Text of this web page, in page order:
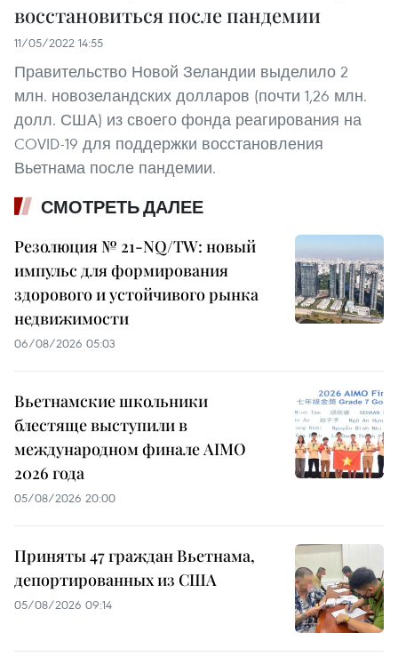
восстановиться после пандемии
11/05/2022 14:55
Правительство Новой Зеландии выделило 2
млн. новозеландских долларов (почти 1,26 млн.
долл. США) из своего фонда реагирования на
COVID-19 для поддержки восстановления
Вьетнама после пандемии.
СМОТРЕТЬ ДАЛЕЕ
Резолюция № 21-NQ/TW: новый
импульс для формирования
здорового и устойчивого рынка
недвижимости
06/08/2026 05:03
Вьетнамские школьники
блестяще выступили в
международном финале AIMO
2026 года
05/08/2026 20:00
Приняты 47 граждан Вьетнама,
депортированных из США
05/08/2026 09:14